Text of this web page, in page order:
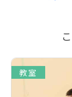
教室